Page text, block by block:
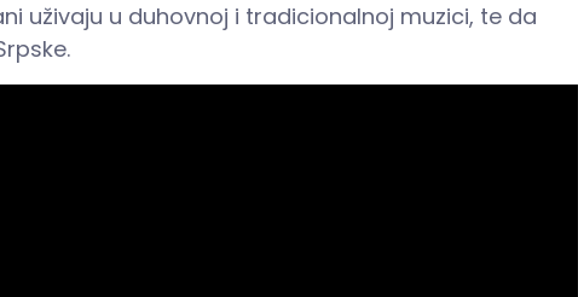
uživaju u duhovnoj i tradicionalnoj muzici, te da